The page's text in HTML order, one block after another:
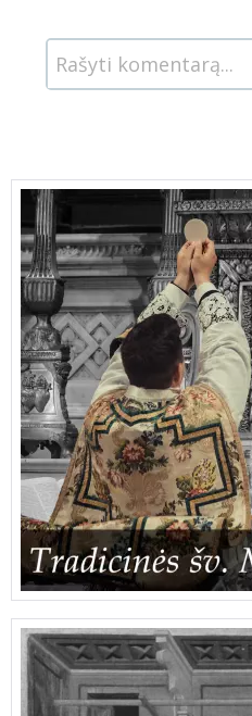
Rašyti komentarą...